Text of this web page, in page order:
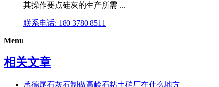
其操作要点硅灰的生产所需 ...
联系电话: 180 3780 8511
Menu
相关文章
承德尾石灰石制做高岭石粘土砖厂在什么地方